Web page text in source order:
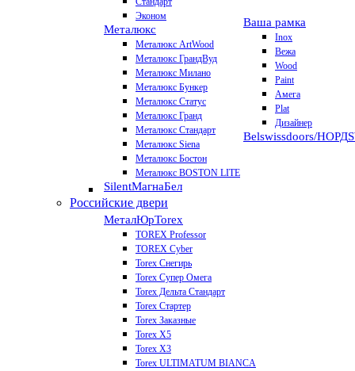
Эконом
Металюкс
Металюкс ArtWood
Металюкс ГрандВуд
Металюкс Милано
Металюкс Бункер
Металюкс Статус
Металюкс Гранд
Металюкс Стандарт
Металюкс Siena
Металюкс Бостон
Металюкс BOSTON LITE
SilentМагнаБел
Ваша рамка
Inox
Вежа
Wood
Paint
Амега
Plat
Дизайнер
Belswissdoors/НОРД
Российские двери
МеталЮрTorex
TOREX Professor
TOREX Cyber
Torex Снегирь
Torex Супер Омега
Torex Дельта Стандарт
Torex Стартер
Torex Заказные
Torex Х5
Torex Х3
Torex ULTIMATUM BIANCA